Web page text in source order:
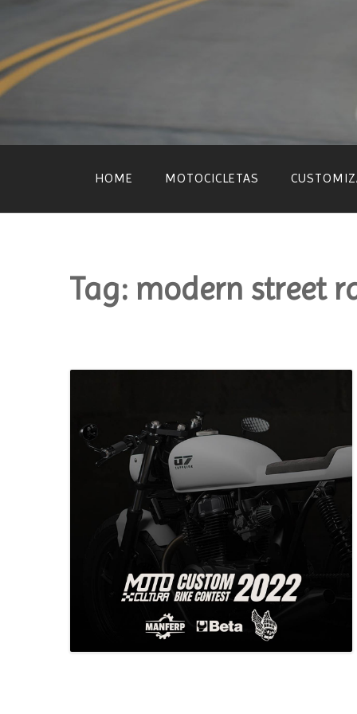
content
HOME MOTOCICLETAS
Tag: modern street